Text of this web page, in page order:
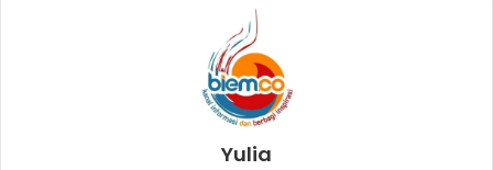
Yulia